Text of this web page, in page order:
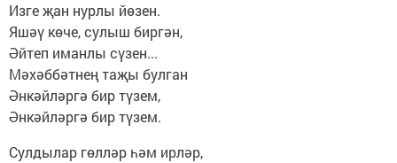
Изге җан нурлы йөзен.
Яшәү көче, сулыш биргән,
Әйтеп иманлы сүзен...
Мәхәббәтнең таҗы булган
Әнкәйләргә бир түзем,
Әнкәйләргә бир түзем.
Сулдылар гөлләр һәм ирләр,